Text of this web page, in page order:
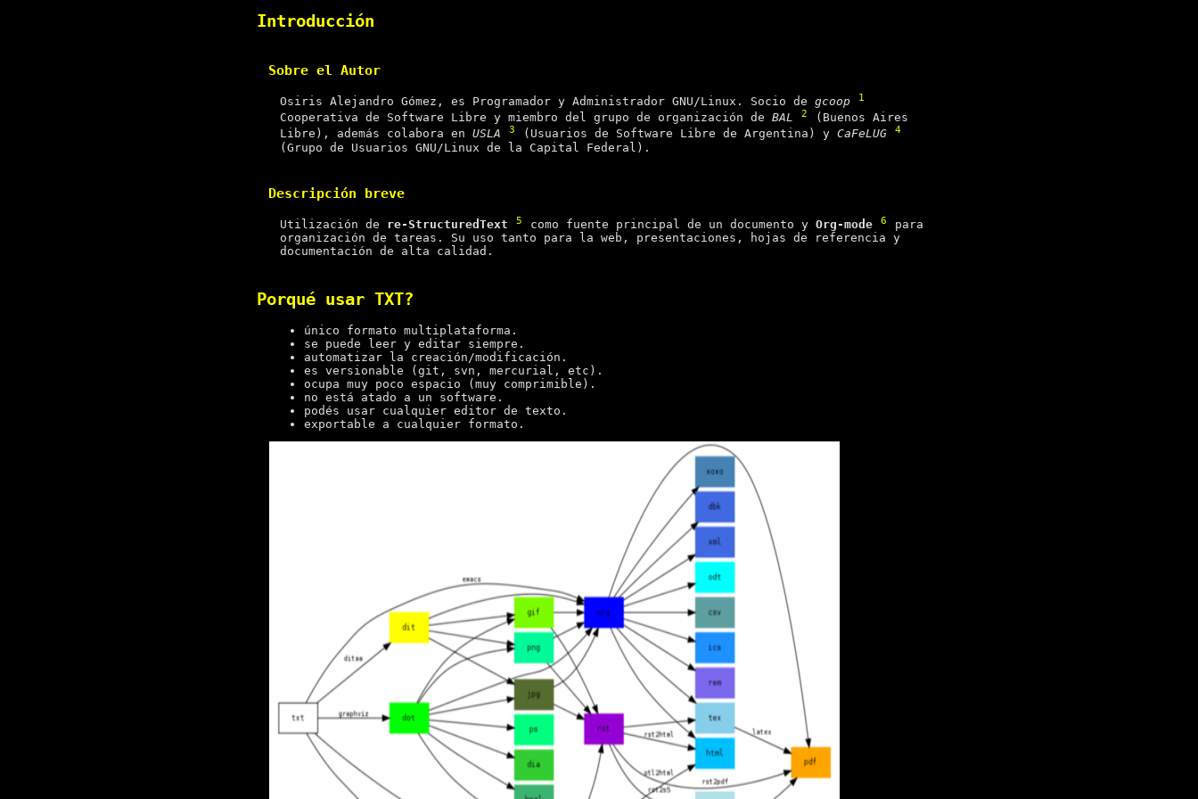
Introducción
Sobre el Autor
Osiris Alejandro Gómez, es Programador y Administrador GNU/Linux. Socio de gcoop 1
Cooperativa de Software Libre y miembro del grupo de organización de BAL 2
(Buenos Aires
Libre), además colabora en USLA 3 (Usuarios de Software Libre de Argentina) y CaFeLUG 4
(Grupo de Usuarios GNU/Linux de la Capital Federal).
Descripción breve
Utilización de re-StructuredText 5 como fuente principal de un documento y Org-mode 6
para
organización de tareas. Su uso tanto para la web, presentaciones, hojas de referencia y
documentación de alta calidad.
Porqué usar TXT?
único formato multiplataforma.
se puede leer y editar siempre.
automatizar la creación/modificación.
es versionable (git, svn, mercurial, etc).
ocupa muy poco espacio (muy comprimible).
no está atado a un software.
podés usar cualquier editor de texto.
exportable a cualquier formato.